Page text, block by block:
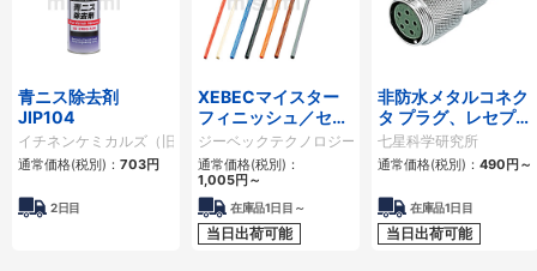
青ニス除去剤
JIP104
イチネンケミカルズ（旧タイホーコーザイ）
通常価格(税別)： 703円
2日目
XEBECマイスター
フィニッシュ／セラ
ミックファイバース
ティック砥石（丸
棒）
ジーベックテクノロジー
通常価格(税別)：
1,005円 ～
在庫品1日目～
当日出荷可能
非防水メタルコネク
タ プラグ、レセプタ
クル、アダプタ
NCSシリーズ
七星科学研究所
通常価格(税別)： 490円 ～
在庫品1日目
当日出荷可能